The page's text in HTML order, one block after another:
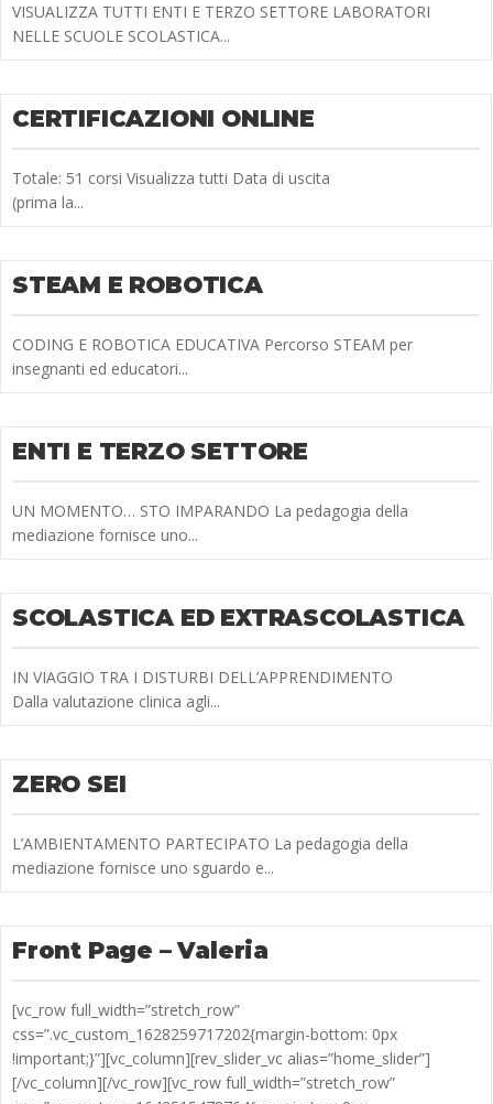
VISUALIZZA TUTTI ENTI E TERZO SETTORE LABORATORI
NELLE SCUOLE SCOLASTICA...
CERTIFICAZIONI ONLINE
Totale: 51 corsi Visualizza tutti Data di uscita
(prima la...
STEAM E ROBOTICA
CODING E ROBOTICA EDUCATIVA Percorso STEAM per
insegnanti ed educatori...
ENTI E TERZO SETTORE
UN MOMENTO… STO IMPARANDO La pedagogia della
mediazione fornisce uno...
SCOLASTICA ED EXTRASCOLASTICA
IN VIAGGIO TRA I DISTURBI DELL’APPRENDIMENTO
Dalla valutazione clinica agli...
ZERO SEI
L’AMBIENTAMENTO PARTECIPATO La pedagogia della
mediazione fornisce uno sguardo e...
Front Page – Valeria
[vc_row full_width=”stretch_row”
css=”.vc_custom_1628259717202{margin-bottom: 0px
!important;}”][vc_column][rev_slider_vc alias=”home_slider”]
[/vc_column][/vc_row][vc_row full_width=”stretch_row”